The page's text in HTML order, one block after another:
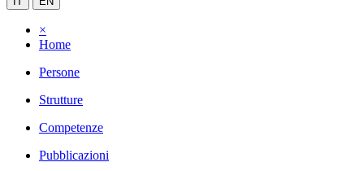
×
Home
Persone
Strutture
Competenze
Pubblicazioni